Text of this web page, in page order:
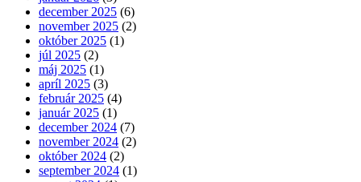
december 2025 (6)
november 2025 (2)
október 2025 (1)
júl 2025 (2)
máj 2025 (1)
apríl 2025 (3)
február 2025 (4)
január 2025 (1)
december 2024 (7)
november 2024 (2)
október 2024 (2)
september 2024 (1)